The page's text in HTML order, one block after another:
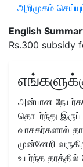
அறிமுகம்
English
Rs.300 subsidy
அன்பான
தொடர்ந்து
வாசகர்களால்
முன்னேறி
உயர்ந்த தரத்தில்